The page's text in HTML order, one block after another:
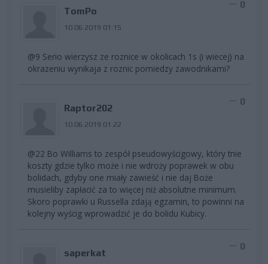
TomPo
10.06.2019 01:15
0
@9 Serio wierzysz ze roznice w okolicach 1s (i wiecej) na
okrazeniu wynikaja z roznic pomiedzy zawodnikami?
Raptor202
10.06.2019 01:22
0
@22 Bo Williams to zespół pseudowyścigowy, który tnie
koszty gdzie tylko może i nie wdroży poprawek w obu
bolidach, gdyby one miały zawieść i nie daj Boże
musieliby zapłacić za to więcej niż absolutne minimum.
Skoro poprawki u Russella zdają egzamin, to powinni na
kolejny wyścig wprowadzić je do bolidu Kubicy.
saperkat
0